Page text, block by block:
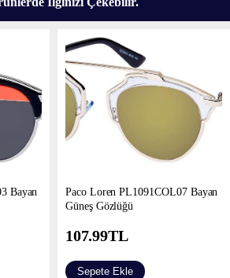
Bayan
Paco Loren PL1091COL07 Bayan
Güneş Gözlüğü
107.99TL
Sepete Ekle